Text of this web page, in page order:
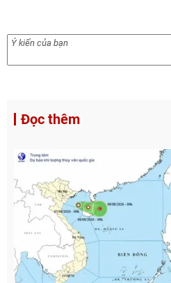
Đọc thêm